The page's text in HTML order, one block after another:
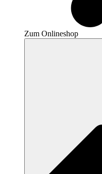
Zum Onlineshop